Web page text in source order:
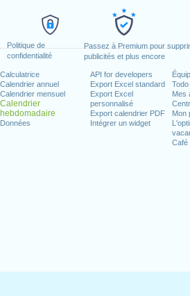
Politique de
confidentialité
Passez à Premium pour
publicités et plus encore
Calculatrice
Calendrier annuel
Calendrier mensuel
Calendrier
hebdomadaire
Données
API for developers
Export Excel standard
Export Excel
personnalisé
Export calendrier PDF
Intégrer un widget
Todo
Mes
Mon
Café